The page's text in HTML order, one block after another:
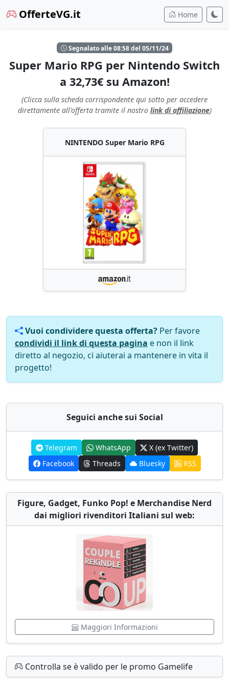
OfferteVG.it Home
Segnalato alle 08:58 del 05/11/24
Super Mario RPG per Nintendo Switch
a 32,73€ su Amazon!
(Clicca sulla scheda corrispondente qui sotto per accedere
direttamente all'offerta tramite il nostro link di affiliazione)
NINTENDO Super Mario RPG
Vuoi condividere questa offerta? Per favore
condividi il link di questa pagina e non il link
diretto al negozio, ci aiuterai a mantenere in vita il
progetto!
Seguici anche sui Social
Telegram WhatsApp
X (ex Twitter)
Facebook
Threads Bluesky RSS
Figure, Gadget, Funko Pop! e Merchandise Nerd
dai migliori rivenditori Italiani sul web:
Maggiori Informazioni
Controlla se è valido per le promo Gamelife